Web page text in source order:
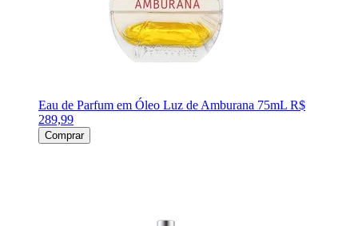
Eau de Parfum em Óleo Luz de Amburana 75mL R$
289,99
Comprar